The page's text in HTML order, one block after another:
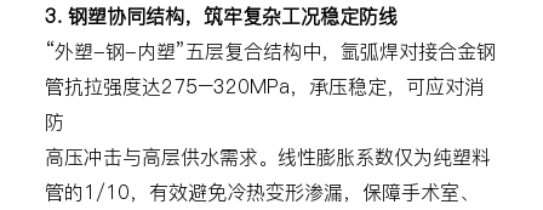
3. 钢塑协同结构，筑牢复杂工况稳定防线
“外塑-钢-内塑”五层复合结构中，氩弧焊对接合金钢
管抗拉强度达275–320MPa，承压稳定，可应对消
防
高压冲击与高层供水需求。线性膨胀系数仅为纯塑料
管的1/10，有效避免冷热变形渗漏，保障手术室、